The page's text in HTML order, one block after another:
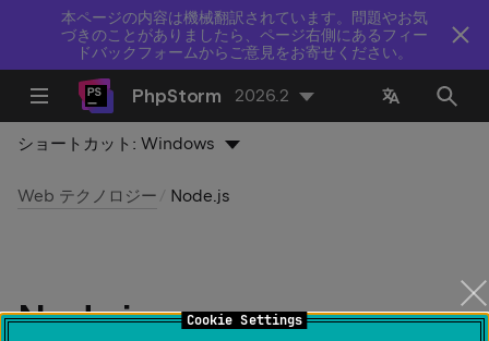
Cookie Settings
本ページの内容は機械翻訳されています。問題やお気
づきのことがありましたら、ページ右側にあるフィー
ドバックフォームからご意見をお寄せください。
PhpStorm 2026.2
ショートカット:Windows
Web テクノロジー Node.js
Node.js